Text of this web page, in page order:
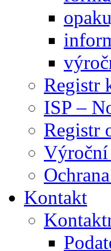
Registr
ISP –
Registr
Kontakt